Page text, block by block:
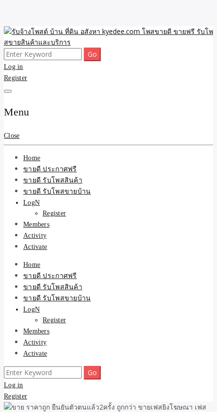
Skip
to
content
รับจ้างโพสต์ บ้าน ที่ดิน
อสังหา kyedee.com โพส
ขายดี ขายฟรี รับโพสขาย
สินค้าและบริการ
ขายดี โพสประกาศขายสินค้าฟรี บ้าน ที่ดิน อสังหา รับโพสต์ประกาศขาย
ของ รับรองผล ดีที่สุดถูกที่สุด ติดหน้าแรกกูเกืล
Search
for:
Log in
Register
Menu
Close
Home
ขายดี ประกาศฟรี
ขายดี รับโพสสินค้า
ขายดี รับโพสขายบ้าน
LogN
Register
Members
Activity
Activate
Home
ขายดี ประกาศฟรี
ขายดี รับโพสสินค้า
ขายดี รับโพสขายบ้าน
LogN
Register
Members
Activity
Activate
Search
for:
Log in
Register